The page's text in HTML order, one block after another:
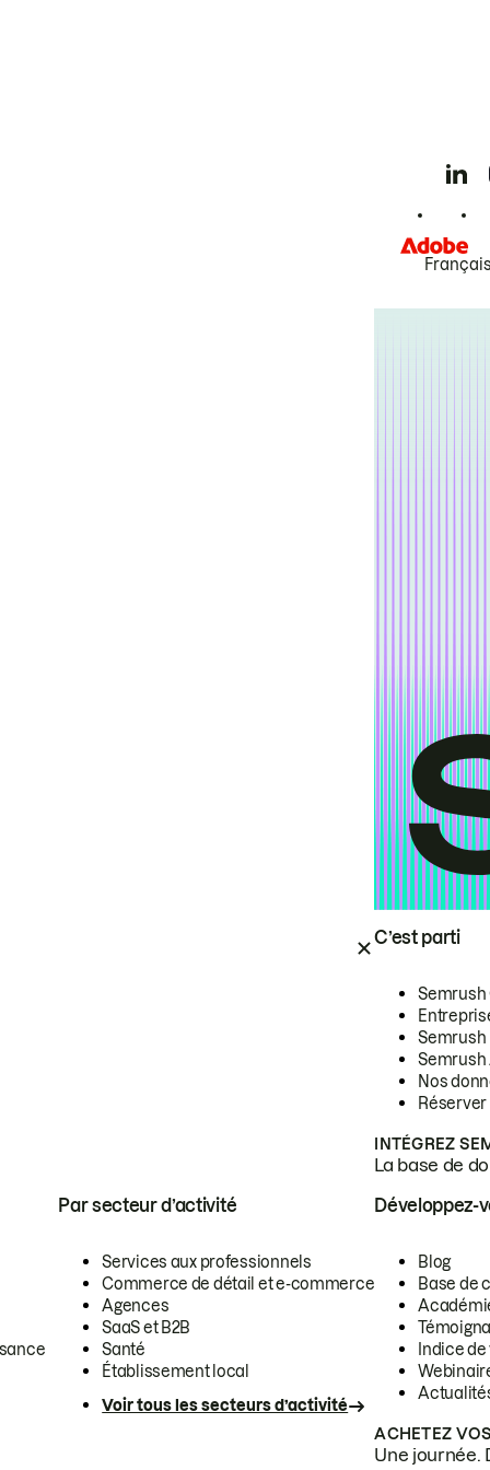
C’est parti
Semrush
Semrush
Semrush
Nos
INTÉGREZ
La base de
Par secteur d’activité
Services aux professionnels
Commerce de détail et e-commerce
Agences
SaaS et B2B
Santé
Établissement local
Voir tous les secteurs d’activité
Développez-
Blog
Base de
Indice
ACHETEZ
Une journée.